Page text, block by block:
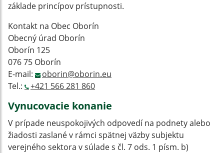
základe princípov prístupnosti.
Kontakt na Obec Oborín
Obecný úrad Oborín
Oborín 125
076 75 Oborín
E-mail:
oborin@oborin.eu
Tel.:
+421 566 281 860
Vynucovacie konanie
V prípade neuspokojivých odpovedí na podnety alebo
žiadosti zaslané v rámci spätnej väzby subjektu
verejného sektora v súlade s čl. 7 ods. 1 písm. b)